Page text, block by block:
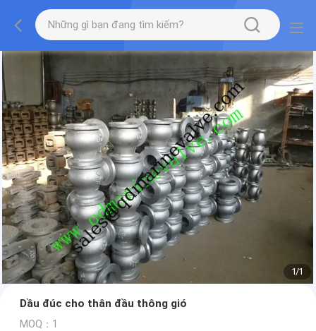
1/1
Dầu đúc cho thân đầu thông gió
MOQ：1